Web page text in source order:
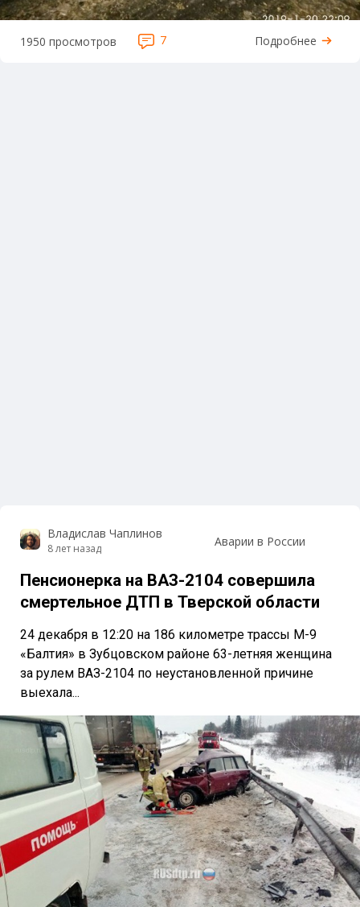
1950 просмотров 7 Подробнее
Владислав Чаплинов
8 лет назад Аварии в России
Пенсионерка на ВАЗ-2104 совершила
смертельное ДТП в Тверской области
24 декабря в 12:20 на 186 километре трассы М-9
«Балтия» в Зубцовском районе 63-летняя женщина
за рулем ВАЗ-2104 по неустановленной причине
выехала...